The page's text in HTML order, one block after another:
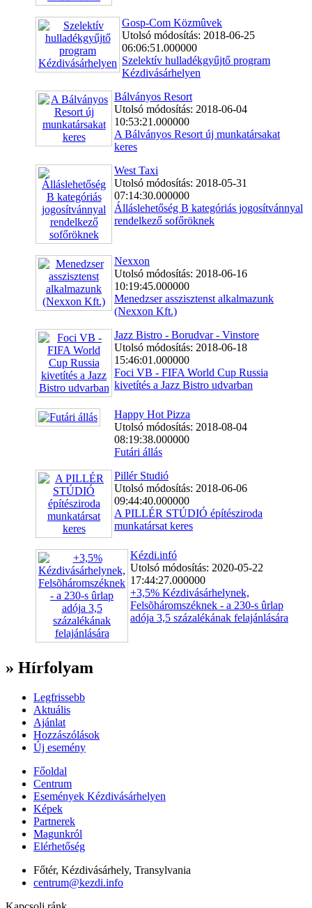
Gosp-Com Közmûvek
Utolsó módosítás: 2018-06-25
06:06:51.000000
Szelektív hulladékgyűjtő program
Kézdivásárhelyen
Bálványos Resort
Utolsó módosítás: 2018-06-04
10:53:21.000000
A Bálványos Resort új munkatársakat
keres
West Taxi
Utolsó módosítás: 2018-05-31
07:14:30.000000
Álláslehetőség B kategóriás jogosítvánnyal
rendelkező sofőröknek
Nexxon
Utolsó módosítás: 2018-06-16
10:19:45.000000
Menedzser asszisztenst alkalmazunk
(Nexxon Kft.)
Jazz Bistro - Borudvar - Vinstore
Utolsó módosítás: 2018-06-18
15:46:01.000000
Foci VB - FIFA World Cup Russia
kivetítés a Jazz Bistro udvarban
Happy Hot Pizza
Utolsó módosítás: 2018-08-04
08:19:38.000000
Futári állás
Pillér Studió
Utolsó módosítás: 2018-06-06
09:44:40.000000
A PILLÉR STÚDIÓ építésziroda
munkatársat keres
Kézdi.infó
Utolsó módosítás: 2020-05-22
17:44:27.000000
+3,5% Kézdivásárhelynek,
Felsõháromszéknek - a 230-s ûrlap
adója 3,5 százalékának felajánlására
» Hírfolyam
Legfrissebb
Aktuális
Ajánlat
Hozzászólások
Új esemény
Főoldal
Centrum
Események Kézdivásárhelyen
Képek
Partnerek
Magunkról
Elérhetőség
Főtér, Kézdivásárhely, Transylvania
centrum@kezdi.info